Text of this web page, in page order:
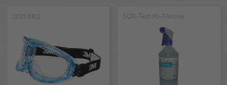
20251002 SUN-Tech70-Allinone